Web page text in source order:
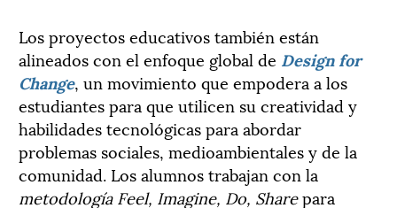
Los proyectos educativos también están
alineados con el enfoque global de Design for
Change, un movimiento que empodera a los
estudiantes para que utilicen su creatividad y
habilidades tecnológicas para abordar
problemas sociales, medioambientales y de la
comunidad. Los alumnos trabajan con la
metodología Feel, Imagine, Do, Sharepara